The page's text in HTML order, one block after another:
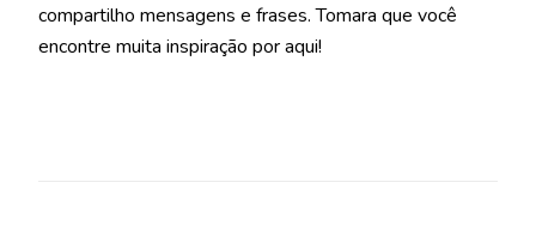
compartilho mensagens e frases. Tomara que você
encontre muita inspiração por aqui!